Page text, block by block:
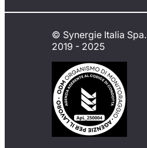
© Synergie Italia Spa.
2019 - 2025